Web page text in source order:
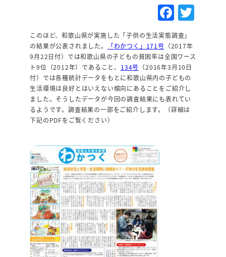
F
a
c
e
b
o
o
T
te
このほど、和歌山県が実施した「子供の生活実態調査」
の結果が公表されました。
「わかつく」171号 （2017年
9月22日付）では和歌山県の子どもの貧困率は全国ワース
ト9位（2012年）であること、 134号 （2016年3月10日
付）では各種統計データをもとに和歌山県内の子どもの
生活環境は良好とはいえない傾向にあることをご紹介し
ました。そうしたデータが今回の調査結果にも表れてい
るようです。調査結果の一部をご紹介します。（詳細は
下記のPDFをご覧ください）